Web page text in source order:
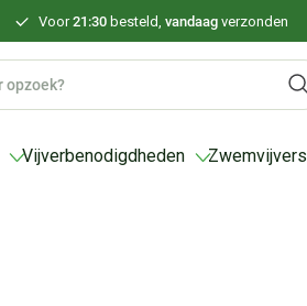
Voor21:30 besteld,vandaagverzonden
Vijverbenodigdheden Zwemvijvers